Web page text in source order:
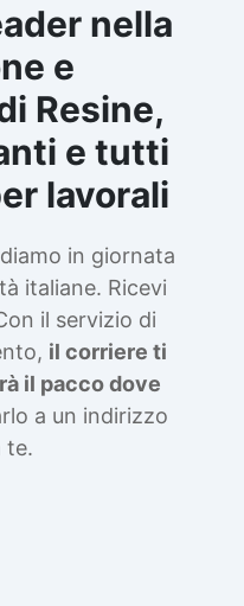
nella
e
Resine,
e tutti
lavorali
in giornata
italiane. Ricevi
il servizio di
il corriere ti
il pacco dove
a un indirizzo
te.